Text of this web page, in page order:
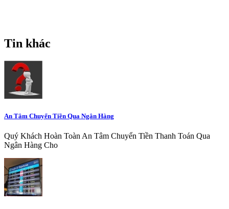
Tin khác
An Tâm Chuyển Tiền Qua Ngân Hàng
Quý Khách Hoàn Toàn An Tâm Chuyển Tiền Thanh Toán Qua
Ngân Hàng Cho